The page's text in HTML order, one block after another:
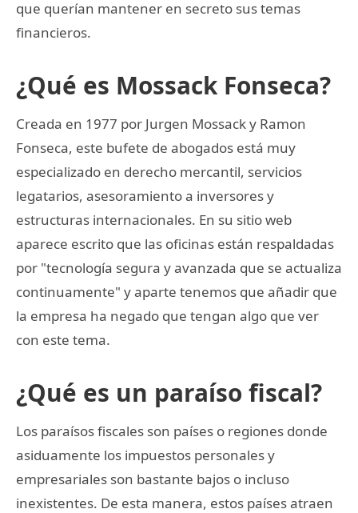
que querían mantener en secreto sus temas
financieros.
¿Qué es Mossack Fonseca?
Creada en 1977 por Jurgen Mossack y Ramon
Fonseca, este bufete de abogados está muy
especializado en derecho mercantil, servicios
legatarios, asesoramiento a inversores y
estructuras internacionales. En su sitio web
aparece escrito que las oficinas están respaldadas
por "tecnología segura y avanzada que se actualiza
continuamente" y aparte tenemos que añadir que
la empresa ha negado que tengan algo que ver
con este tema.
¿Qué es un paraíso fiscal?
Los paraísos fiscales son países o regiones donde
asiduamente los impuestos personales y
empresariales son bastante bajos o incluso
inexistentes. De esta manera, estos países atraen